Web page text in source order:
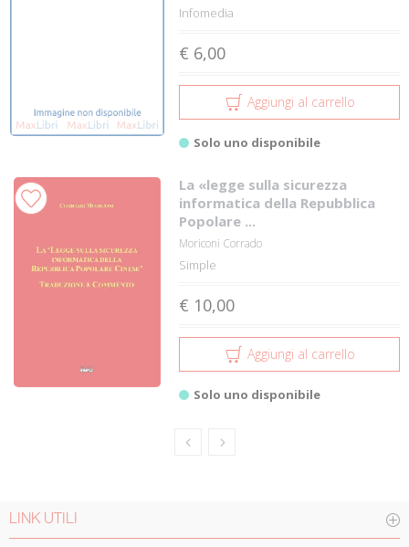
Infomedia
€ 6,00
Aggiungi al carrello
Solo uno disponibile
La «legge sulla sicurezza
informatica della Repubblica
Popolare ...
Moriconi Corrado
Simple
€ 10,00
Aggiungi al carrello
Solo uno disponibile
LINK UTILI